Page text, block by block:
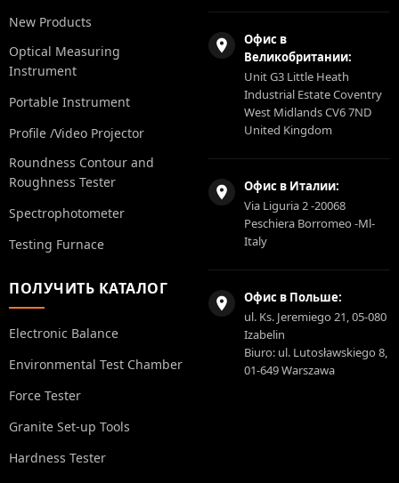
New Products
Optical Measuring
Instrument
Portable Instrument
Profile /Video Projector
Roundness Contour and
Roughness Tester
Spectrophotometer
Testing Furnace
ПОЛУЧИТЬ КАТАЛОГ
Electronic Balance
Environmental Test Chamber
Force Tester
Granite Set-up Tools
Hardness Tester
Офис в
Великобритании:
Unit G3 Little Heath
Industrial Estate Coventry
West Midlands CV6 7ND
United Kingdom
Офис в Италии:
Via Liguria 2 -20068
Peschiera Borromeo -Ml-
Italy
Офис в Польше:
ul. Ks. Jeremiego 21, 05-080
Izabelin
Biuro: ul. Lutosławskiego 8,
01-649 Warszawa